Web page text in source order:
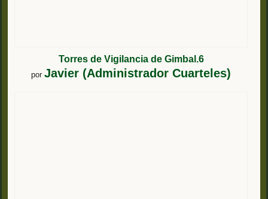
Torres de Vigilancia de Gimbal.6
por Javier (Administrador Cuarteles)